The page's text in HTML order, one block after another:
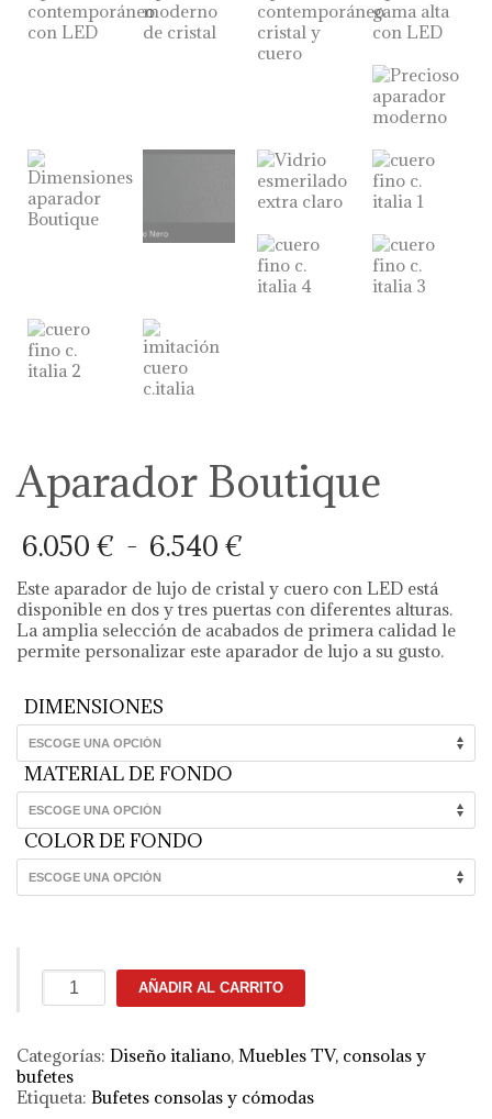
Aparador Boutique
6.050 € - 6.540 €
precios:
desde
6.050 €
hasta
Este aparador de lujo de cristal y cuero con LED está
disponible en dos y tres puertas con diferentes alturas.
La amplia selección de acabados de primera calidad le
permite personalizar este aparador de lujo a su gusto.
DIMENSIONES
MATERIAL DE FONDO
COLOR DE FONDO
Aparador
Boutique
AÑADIR AL CARRITO
Categorías: Diseño italiano, Muebles TV, consolas y
bufetes
Etiqueta: Bufetes consolas y cómodas